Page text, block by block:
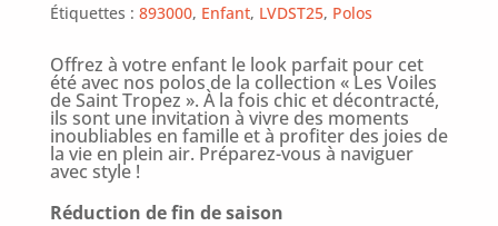
Étiquettes : 893000, Enfant, LVDST25, Polos
Offrez à votre enfant le look parfait pour cet
été avec nos polos de la collection « Les Voiles
de Saint Tropez ». À la fois chic et décontracté,
ils sont une invitation à vivre des moments
inoubliables en famille et à profiter des joies de
la vie en plein air. Préparez-vous à naviguer
avec style !
Réduction de fin de saison